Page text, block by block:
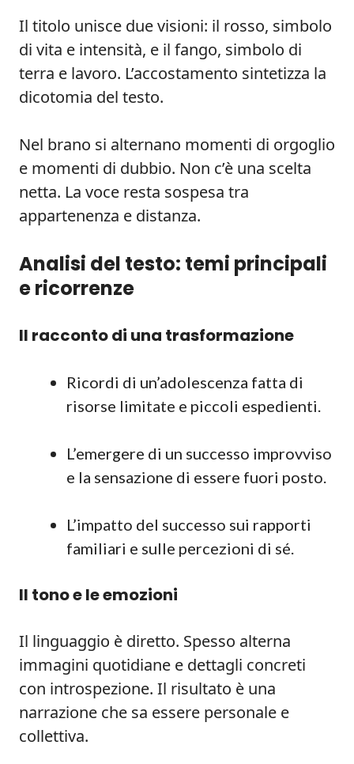
Il titolo unisce due visioni: il rosso, simbolo
di vita e intensità, e il fango, simbolo di
terra e lavoro. L’accostamento sintetizza la
dicotomia del testo.
Nel brano si alternano momenti di orgoglio
e momenti di dubbio. Non c’è una scelta
netta. La voce resta sospesa tra
appartenenza e distanza.
Analisi del testo: temi principali
e ricorrenze
Il racconto di una trasformazione
Ricordi di un’adolescenza fatta di
risorse limitate e piccoli espedienti.
L’emergere di un successo improvviso
e la sensazione di essere fuori posto.
L’impatto del successo sui rapporti
familiari e sulle percezioni di sé.
Il tono e le emozioni
Il linguaggio è diretto. Spesso alterna
immagini quotidiane e dettagli concreti
con introspezione. Il risultato è una
narrazione che sa essere personale e
collettiva.